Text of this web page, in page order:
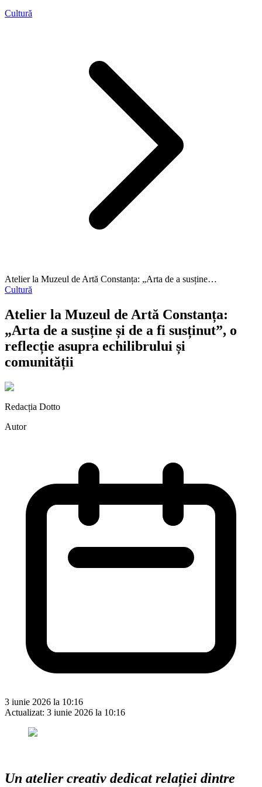
Cultură
Atelier la Muzeul de Artă Constanța: „Arta de a susține…
Cultură
Atelier la Muzeul de Artă Constanța:
„Arta de a susține și de a fi susținut”, o
reflecție asupra echilibrului și
comunității
Redacția Dotto
Autor
3 iunie 2026 la 10:16
Actualizat: 3 iunie 2026 la 10:16
Un atelier creativ dedicat relației dintre